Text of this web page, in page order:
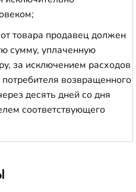
товара продавец должен
сумму, уплаченную
за исключением расходов
возвращенного
десять дней со дня
соответствующего